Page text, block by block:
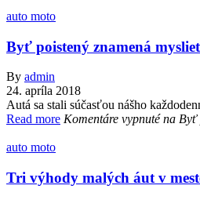
auto moto
Byť poistený znamená
By admin
24. apríla 2018
Autá sa stali súčasťou nášho
Read more Komentáre vypnuténa Byť
auto moto
Tri výhody malých áut v